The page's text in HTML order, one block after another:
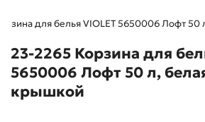
для белья VIOLET 5650006 Лофт 50
23-2265 Корзина для
5650006 Лофт 50 л,
крышкой